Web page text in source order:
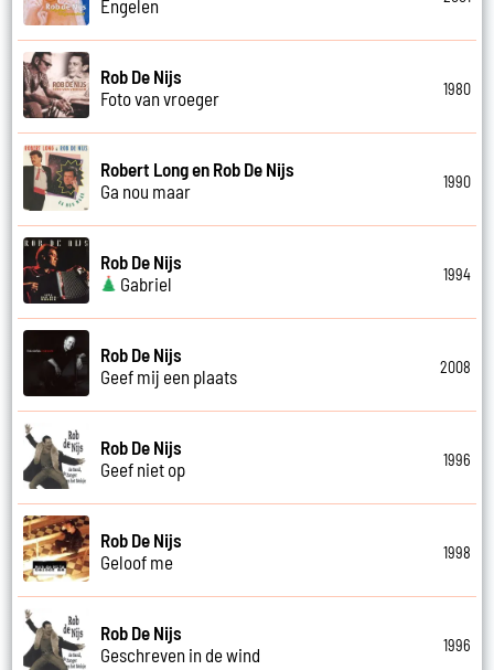
Engelen
Rob De Nijs
Foto van vroeger
1980
Robert Long en Rob De Nijs
Ga nou maar
1990
Rob De Nijs
Gabriel
1994
Rob De Nijs
Geef mij een plaats
2008
Rob De Nijs
Geef niet op
1996
Rob De Nijs
Geloof me
1998
Rob De Nijs
Geschreven in de wind
1996